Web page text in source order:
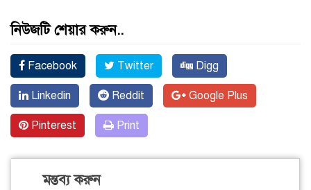
নিউজটি শেয়ার করুন..
Facebook Twitter Digg
Linkedin Reddit Google Plus
Pinterest Print
মন্তব্য করুন